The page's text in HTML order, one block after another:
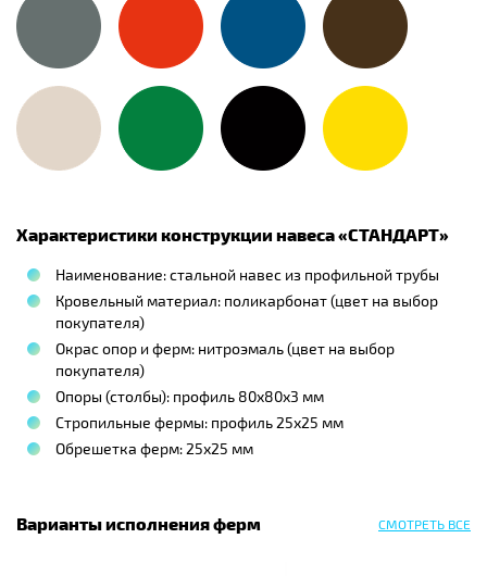
Характеристики конструкции навеса «СТАНДАРТ»
Наименование: стальной навес из профильной трубы
Кровельный материал: поликарбонат (цвет на выбор
покупателя)
Окрас опор и ферм: нитроэмаль (цвет на выбор
покупателя)
Опоры (столбы): профиль 80х80х3 мм
Стропильные фермы: профиль 25х25 мм
Обрешетка ферм: 25х25 мм
Варианты исполнения ферм СМОТРЕТЬ ВСЕ